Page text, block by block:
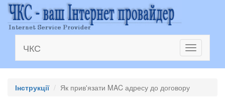
Toggle
navigation
ЧКС
Інструкції Як прив'язати MAC адресу до договору